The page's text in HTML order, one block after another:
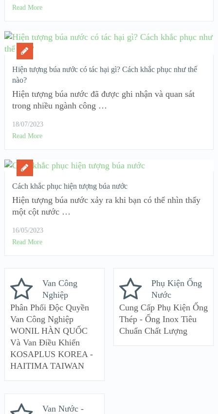
Read More
Hiện tượng búa nước có tác hại gì? Cách khắc phục như thế
nào?
Hiện tượng búa nước đã được ghi nhận và quan sát
trong nhiều ngành công …
18/07/2023
Read More
Cách khắc phục hiện tượng búa nước
Hiện tượng búa nước xảy ra khi bạn có thể nhìn thấy
một cột nước …
16/05/2023
Read More
Van Công
Nghiệp
Phân Phối Độc Quyền
Van Công Nghiệp
WONIL HÀN QUỐC
Và Van Điều Khiển
KOSAPLUS KOREA -
HAITIMA TAIWAN
Phụ Kiện Ống
Nước
Cung Cấp Phụ Kiện Ống
Thép - Ống Inox Tiêu
Chuẩn Chất Lượng
Van Nước -